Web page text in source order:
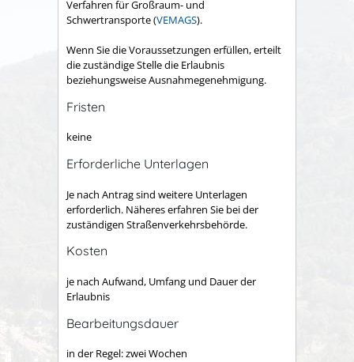
Verfahren für Großraum- und
Schwertransporte (VEMAGS).
Wenn Sie die Voraussetzungen erfüllen, erteilt
die zuständige Stelle die Erlaubnis
beziehungsweise Ausnahmegenehmigung.
Fristen
keine
Erforderliche Unterlagen
Je nach Antrag sind weitere Unterlagen
erforderlich. Näheres erfahren Sie bei der
zuständigen Straßenverkehrsbehörde.
Kosten
je nach Aufwand, Umfang und Dauer der
Erlaubnis
Bearbeitungsdauer
in der Regel: zwei Wochen